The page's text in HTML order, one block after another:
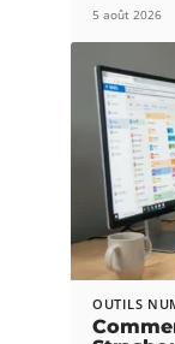
5 août 2026
OUTILS